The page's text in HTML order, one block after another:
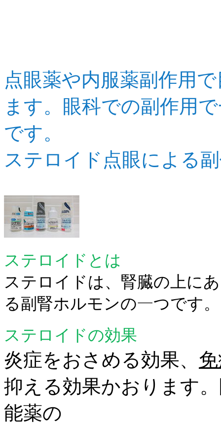
点眼薬や内服薬副作用
ます。眼科での副作用
です。
ステロイド点眼による
ステロイドとは
ステロイドは、腎臓の上に
る副腎ホルモンの一つです。
ステロイドの効果
炎症をおさめる効果、
抑える効果かおります
能薬の